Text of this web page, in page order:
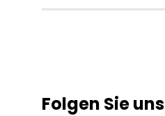
Folgen Sie uns